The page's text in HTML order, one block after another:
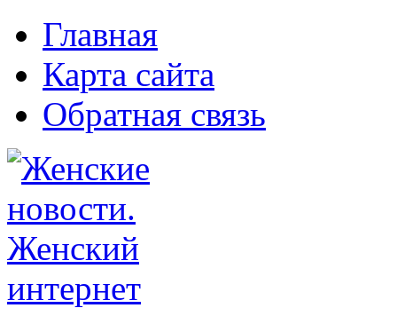
Главная
Карта сайта
Обратная связь